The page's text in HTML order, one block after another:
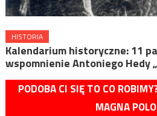
HISTORIA
Kalendarium historyczne: 11
wspomnienie Antoniego Hedy
PODOBA CI SIĘ TO CO
MAGNA